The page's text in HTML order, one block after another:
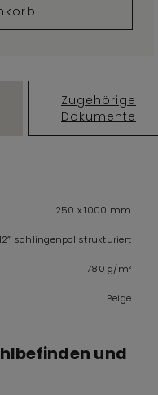
Zugehörige
Dokumente
250 x 1000 mm
schlingenpol strukturiert
780 g/m²
Beige
und